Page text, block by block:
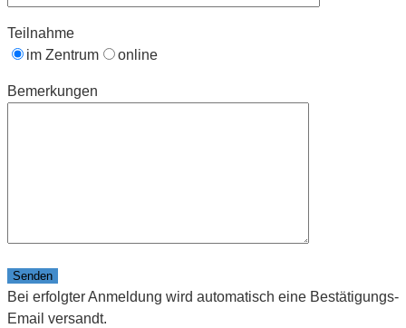
Teilnahme
im Zentrum
online
Bemerkungen
Bitte lasse dieses Feld leer.
Bei erfolgter Anmeldung wird automatisch eine Bestätigungs-
Email versandt.